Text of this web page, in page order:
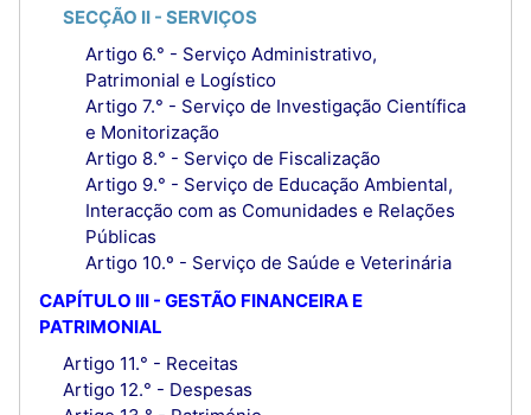
SECÇÃO II - SERVIÇOS
Artigo 6.° - Serviço Administrativo,
Patrimonial e Logístico
Artigo 7.° - Serviço de Investigação Científica
e Monitorização
Artigo 8.° - Serviço de Fiscalização
Artigo 9.° - Serviço de Educação Ambiental,
Interacção com as Comunidades e Relações
Públicas
Artigo 10.º - Serviço de Saúde e Veterinária
CAPÍTULO III - GESTÃO FINANCEIRA E
PATRIMONIAL
Artigo 11.° - Receitas
Artigo 12.° - Despesas